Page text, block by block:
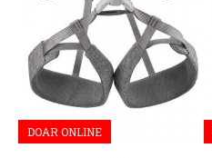
DOAR ONLINE